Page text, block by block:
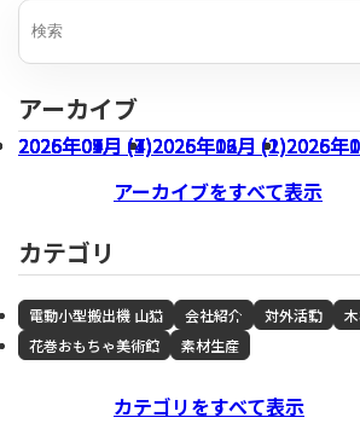
アーカイブ
2026年07月 (3)2026年06月 (1)2026年
2026年04月 (1)2026年03月 (1)2026年
2026年01月 (4)2025年12月 (2)2025年
2025年09月 (7)
アーカイブをすべて表示
カテゴリ
電動小型搬出機 山猫 会社紹介 対外活動
花巻おもちゃ美術館
素材生産
カテゴリをすべて表示